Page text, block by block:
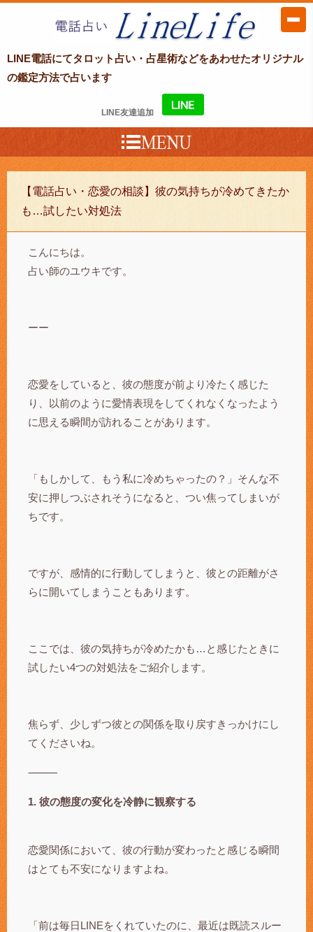
LINE電話占い LineLife〜ラインライ
フ〜
LINE電話にてタロット占い・占星術などをあわせたオリジナル
の鑑定方法で占います
LINE友達追加
【電話占い・恋愛の相談】彼の気持ちが冷めてきたか
も…試したい対処法
こんにちは。
占い師のユウキです。
ーー
恋愛をしていると、彼の態度が前より冷たく感じた
り、以前のように愛情表現をしてくれなくなったよう
に思える瞬間が訪れることがあります。
「もしかして、もう私に冷めちゃったの？」そんな不
安に押しつぶされそうになると、つい焦ってしまいが
ちです。
ですが、感情的に行動してしまうと、彼との距離がさ
らに開いてしまうこともあります。
ここでは、彼の気持ちが冷めたかも…と感じたときに
試したい4つの対処法をご紹介します。
焦らず、少しずつ彼との関係を取り戻すきっかけにし
てくださいね。
⸻
1. 彼の態度の変化を冷静に観察する
恋愛関係において、彼の行動が変わったと感じる瞬間
はとても不安になりますよね。
「前は毎日LINEをくれていたのに、最近は既読スルー